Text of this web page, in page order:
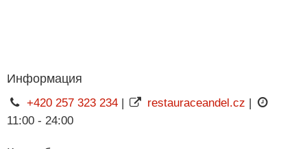
Информация
+420 257 323 234| restauraceandel.cz |
11:00 - 24:00